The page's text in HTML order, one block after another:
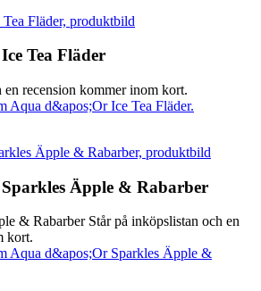
Tea Fläder
en recension kommer inom kort.
Aqua d&apos;Or Ice Tea Fläder.
Äpple & Rabarber
& Rabarber Står på inköpslistan och en
kort.
Aqua d&apos;Or Sparkles Äpple &